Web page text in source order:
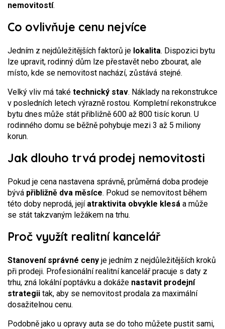
nemovitostí.
Co ovlivňuje cenu nejvíce
Jedním z nejdůležitějších faktorů je lokalita. Dispozici bytu
lze upravit, rodinný dům lze přestavět nebo zbourat, ale
místo, kde se nemovitost nachází, zůstává stejné.
Velký vliv má také technický stav. Náklady na rekonstrukce
v posledních letech výrazně rostou. Kompletní rekonstrukce
bytu dnes může stát přibližně 600 až 800 tisíc korun. U
rodinného domu se běžně pohybuje mezi 3 až 5 miliony
korun.
Jak dlouho trvá prodej nemovitosti
Pokud je cena nastavena správně, průměrná doba prodeje
bývá přibližně dva měsíce. Pokud se nemovitost během
této doby neprodá, její atraktivita obvykle klesá a může
se stát takzvaným ležákem na trhu.
Proč využít realitní kancelář
Stanovení správné ceny je jedním z nejdůležitějších kroků
při prodeji. Profesionální realitní kancelář pracuje s daty z
trhu, zná lokální poptávku a dokáže nastavit prodejní
strategii tak, aby se nemovitost prodala za maximální
dosažitelnou cenu.
Podobně jako u opravy auta se do toho můžete pustit sami,